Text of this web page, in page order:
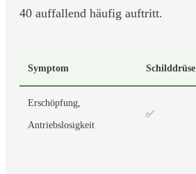
40 auffallend häufig auftritt.
Symptom Schilddrüse
Erschöpfung,
Antriebslosigkeit
✅